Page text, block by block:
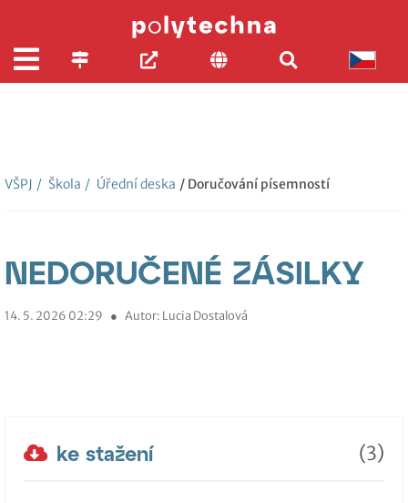
VŠPJ / Škola / Úřední deska / Doručování písemností
NEDORUČENÉ ZÁSILKY
14. 5. 2026 02:29 ● Autor: Lucia Dostalová
ke stažení (3)